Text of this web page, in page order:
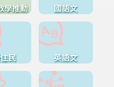
學推動 國語文
民 英語文